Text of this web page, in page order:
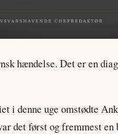
hændelse. Det er en
i denne uge omstødte
det først og fremmest